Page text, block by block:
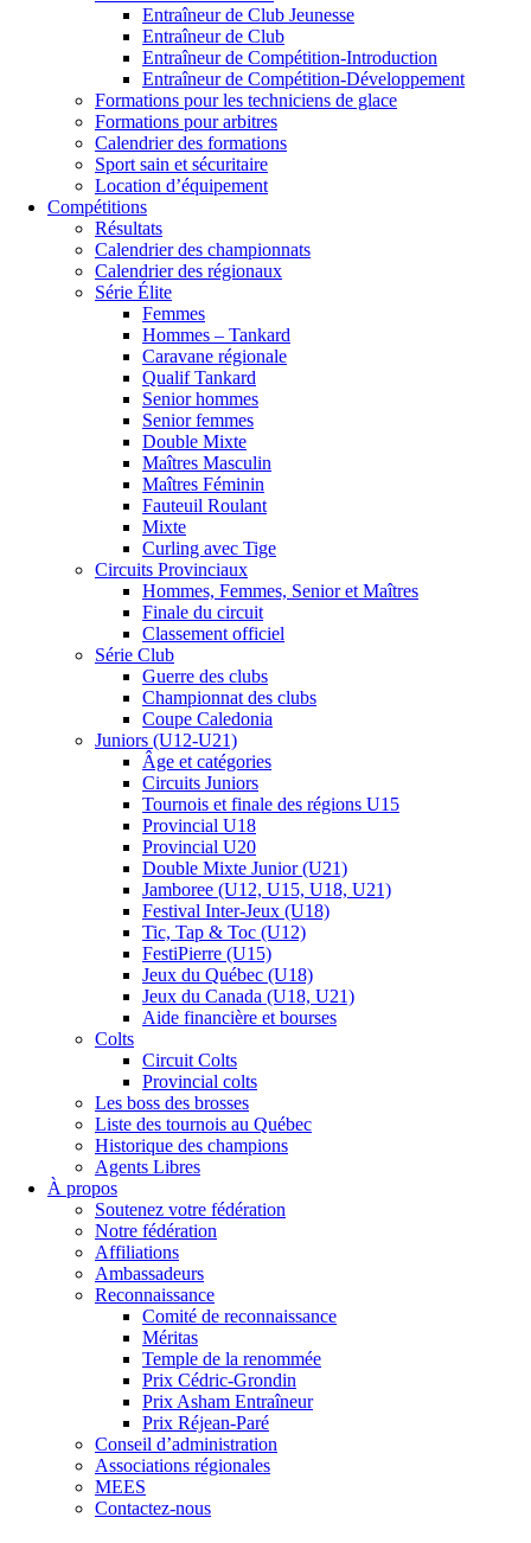
Entraîneur de Club Jeunesse
Entraîneur de Club
Entraîneur de Compétition-Introduction
Entraîneur de Compétition-Développement
Formations pour les techniciens de glace
Formations pour arbitres
Calendrier des formations
Sport sain et sécuritaire
Location d’équipement
Compétitions
Résultats
Calendrier des championnats
Calendrier des régionaux
Série Élite
Femmes
Hommes – Tankard
Caravane régionale
Qualif Tankard
Senior hommes
Senior femmes
Double Mixte
Maîtres Masculin
Maîtres Féminin
Fauteuil Roulant
Mixte
Curling avec Tige
Circuits Provinciaux
Hommes, Femmes, Senior et Maîtres
Finale du circuit
Classement officiel
Série Club
Guerre des clubs
Championnat des clubs
Coupe Caledonia
Juniors (U12-U21)
Âge et catégories
Circuits Juniors
Tournois et finale des régions U15
Provincial U18
Provincial U20
Double Mixte Junior (U21)
Jamboree (U12, U15, U18, U21)
Festival Inter-Jeux (U18)
Tic, Tap & Toc (U12)
FestiPierre (U15)
Jeux du Québec (U18)
Jeux du Canada (U18, U21)
Aide financière et bourses
Colts
Circuit Colts
Provincial colts
Les boss des brosses
Liste des tournois au Québec
Historique des champions
Agents Libres
À propos
Soutenez votre fédération
Notre fédération
Affiliations
Ambassadeurs
Reconnaissance
Comité de reconnaissance
Méritas
Temple de la renommée
Prix Cédric-Grondin
Prix Asham Entraîneur
Prix Réjean-Paré
Conseil d’administration
Associations régionales
MEES
Contactez-nous